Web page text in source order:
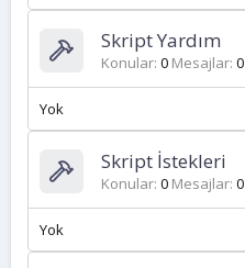
Skript Yardım
Konular 0 Mesajlar 0
Yok
Skript İstekleri
Konular 0 Mesajlar 0
Yok